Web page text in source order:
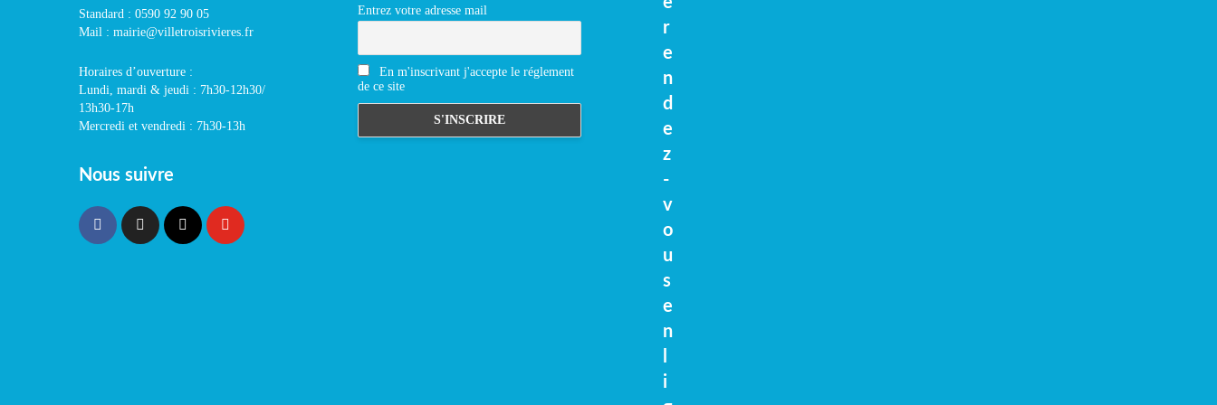
Standard : 0590 92 90 05
Mail : mairie@villetroisrivieres.fr
Horaires d’ouverture :
Lundi, mardi & jeudi : 7h30-12h30/
13h30-17h
Mercredi et vendredi : 7h30-13h
Nous suivre
Entrez votre adresse mail
En m'inscrivant j'accepte le réglement
de ce site
r
e
n
d
e
z
-
v
o
u
s
e
n
i